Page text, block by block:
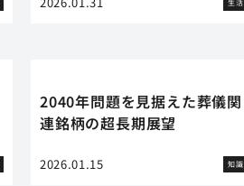
2040年問題を見据えた葬儀関
連銘柄の超長期展望
2026.01.15 知識